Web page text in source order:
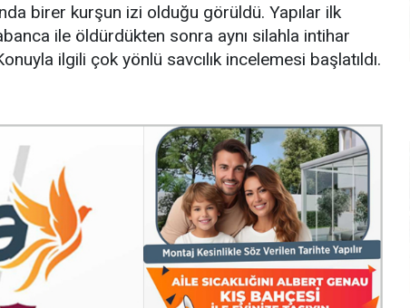
birer kurşun izi olduğu görüldü. Yapılar ilk
ile öldürdükten sonra aynı silahla intihar
ilgili çok yönlü savcılık incelemesi başlatıldı.